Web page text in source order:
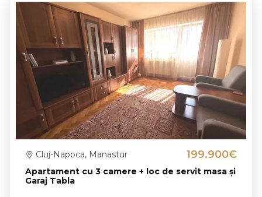
Apartament cu 3 camere + loc de servit masa și
Garaj Tabla
Cluj-Napoca, Manastur 199.900€